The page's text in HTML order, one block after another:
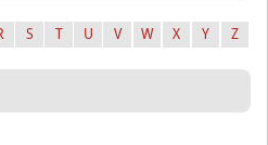
S T U V W X Y Z